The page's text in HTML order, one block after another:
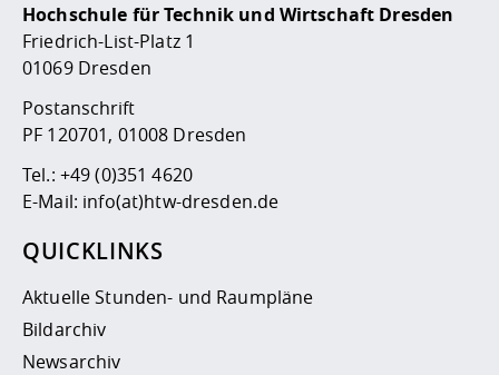
Hochschule für Technik und Wirtschaft Dresden
Friedrich-List-Platz 1
01069 Dresden
Postanschrift
PF 120701, 01008 Dresden
Tel.: +49 (0)351 4620
E-Mail: info(at)htw-dresden.de
QUICKLINKS
Aktuelle Stunden- und Raumpläne
Bildarchiv
Newsarchiv